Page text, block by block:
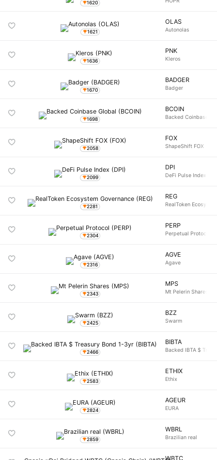
1620
1621
OLAS
Autonolas
1636
PNK
Kleros
1670
BADGER
Badger
1698
BCOIN
Backed Coinbase
2058
FOX
ShapeShift FOX
2099
DPI
DeFi Pulse Index
2281
REG
RealToken
2304
PERP
Perpetual Protocol
2316
AGVE
Agave
2343
MPS
Mt Pelerin Shares
2425
BZZ
Swarm
2466
BIBTA
Backed IBTA $
2583
ETHIX
Ethix
2824
AGEUR
EURA
2859
WBRL
Brazilian real
WBTC